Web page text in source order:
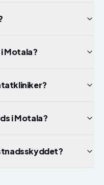
Motala?
i Motala?